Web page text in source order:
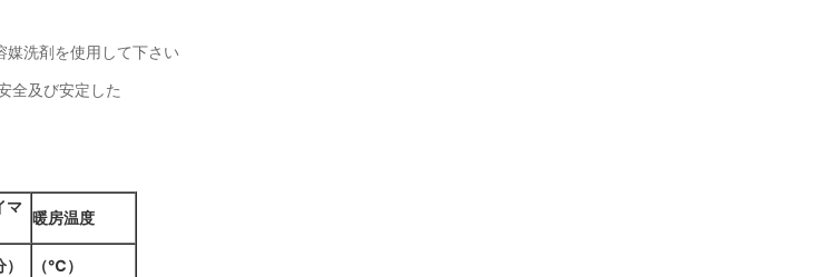
洗剤を使用して下さい
全及び安定した
マ
暖房温度
）
（℃）